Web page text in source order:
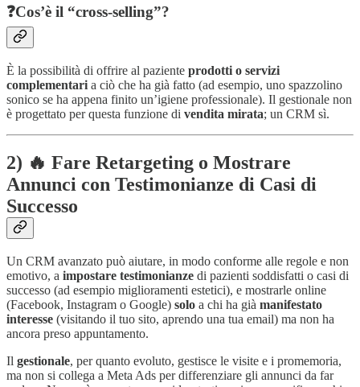
❓Cos’è il “cross-selling”?
È la possibilità di offrire al paziente prodotti o servizi
complementari a ciò che ha già fatto (ad esempio, uno spazzolino
sonico se ha appena finito un’igiene professionale). Il gestionale non
è progettato per questa funzione di vendita mirata; un CRM sì.
2) 🔥 Fare Retargeting o Mostrare
Annunci con Testimonianze di Casi di
Successo
Un CRM avanzato può aiutare, in modo conforme alle regole e non
emotivo, a impostare testimonianze di pazienti soddisfatti o casi di
successo (ad esempio miglioramenti estetici), e mostrarle online
(Facebook, Instagram o Google) solo a chi ha già manifestato
interesse (visitando il tuo sito, aprendo una tua email) ma non ha
ancora preso appuntamento.
Il gestionale, per quanto evoluto, gestisce le visite e i promemoria,
ma non si collega a Meta Ads per differenziare gli annunci da far